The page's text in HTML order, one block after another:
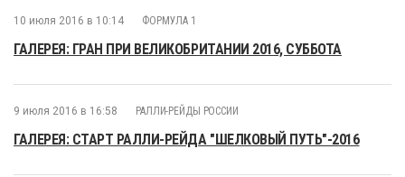
10 июля 2016 в 10:14 ФОРМУЛА 1
ГАЛЕРЕЯ: ГРАН ПРИ ВЕЛИКОБРИТАНИИ 2016, СУББОТА
9 июля 2016 в 16:58 РАЛЛИ-РЕЙДЫ РОССИИ
ГАЛЕРЕЯ: СТАРТ РАЛЛИ-РЕЙДА "ШЕЛКОВЫЙ ПУТЬ"-2016